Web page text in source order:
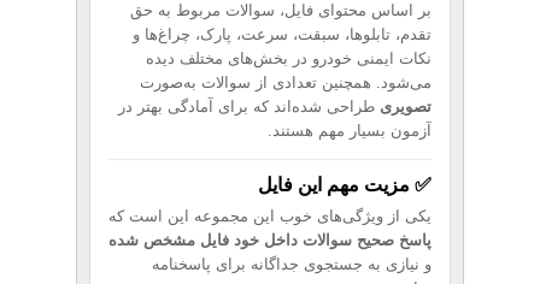
بر اساس محتوای فایل، سوالات مربوط به حق
تقدم، تابلوها، سبقت، سرعت، پارک، چراغ‌ها و
نکات ایمنی خودرو در بخش‌های مختلف دیده
می‌شود. همچنین تعدادی از سوالات به‌صورت
تصویری طراحی شده‌اند که برای آمادگی بهتر در
آزمون بسیار مهم هستند.
✅ مزیت مهم این فایل
یکی از ویژگی‌های خوب این مجموعه این است که
پاسخ صحیح سوالات داخل خود فایل مشخص شده
و نیازی به جستجوی جداگانه برای پاسخنامه